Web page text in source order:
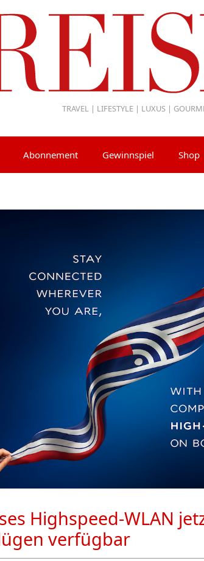
TRAVEL | LIFESTYLE | LUXUS |
Abonnement Gewinnspiel Shop
Highspeed-WLAN
verfügbar